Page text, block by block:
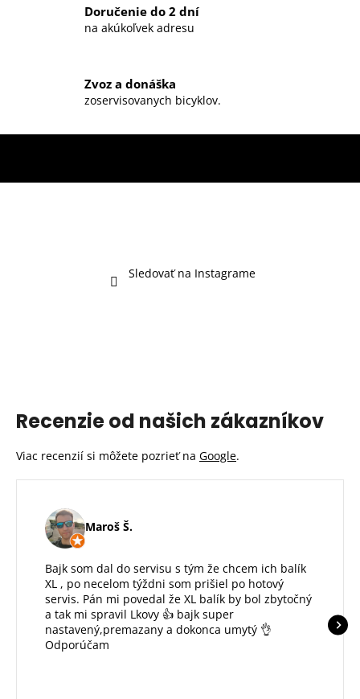
v
k
p
s
Doručenie do 2 dní
na akúkoľvek adresu
Zvoz a donáška
zoservisovanych bicyklov.
Sledovať na Instagrame
Recenzie od našich zákazníkov
Viac recenzií si môžete pozrieť na Google.
Maroš Š.
Bajk som dal do servisu s tým že chcem ich balík
XL , po necelom týždni som prišiel po hotový
servis. Pán mi povedal že XL balík by bol zbytočný
a tak mi spravil Lkovy 👍 bajk super
nastavený,premazany a dokonca umytý 👌
Odporúčam